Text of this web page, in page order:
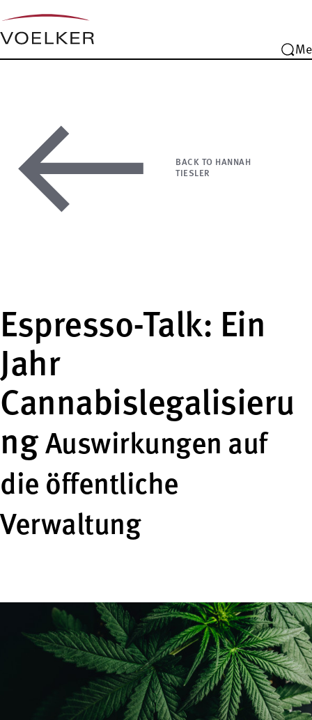
BACK TO HANNAH
TIESLER
Espresso-Talk: Ein
Jahr
Cannabislegalisieru
ng Auswirkungen auf
die öffentliche
Verwaltung